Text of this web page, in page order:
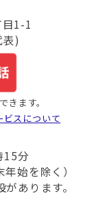
1-1
)
きます。
ビスについて
15分
始を除く）
あります。